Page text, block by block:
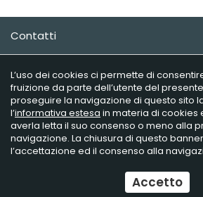
Contatti
Email Newsletter
Info utili
Raffaelli Editore - P.iva
Ecommerce by
L’uso dei cookies ci permette di
fruizione da parte dell’utente del
proseguire la navigazione di questo sito
l’informativa estesa in materia di
averla letta il suo consenso o meno alla
navigazione. La chiusura di questo
l’accettazione ed il consenso alla
Accetto